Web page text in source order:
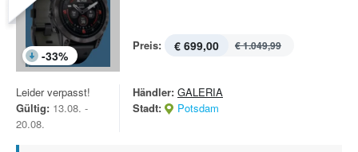
-33%
Preis: € 699,00 € 1.049,99
Leider verpasst!
Gültig: 13.08. -
20.08.
Händler: GALERIA
Stadt:
Potsdam